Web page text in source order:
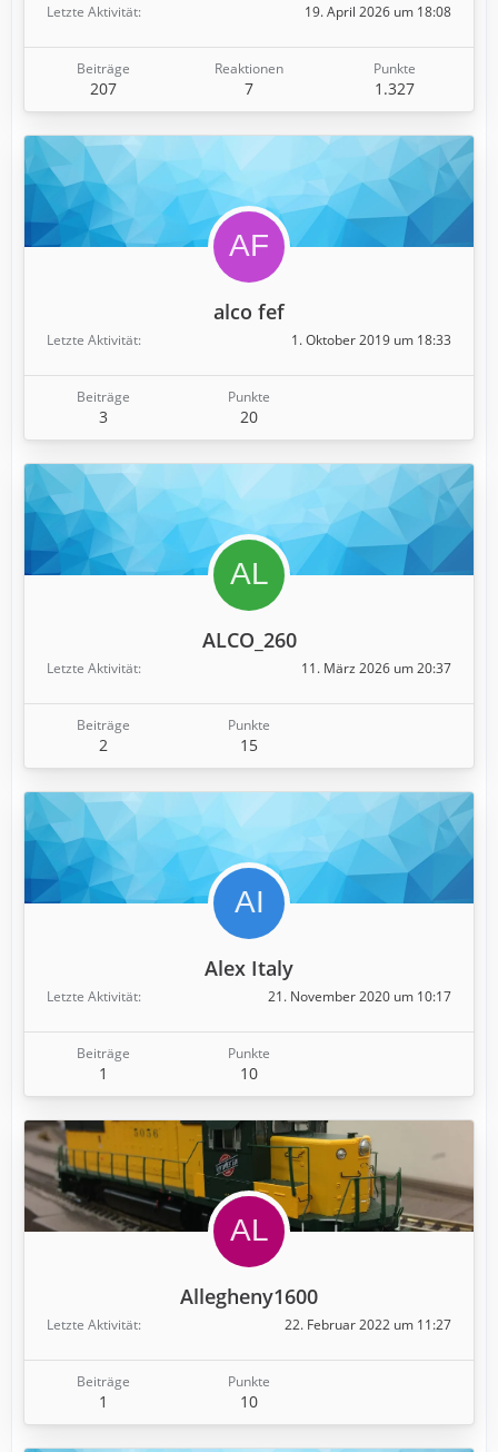
Letzte Aktivität 19. April 2026 um 18:08
Beiträge
207
Reaktionen
7
Punkte
1.327
alco fef
Letzte Aktivität 1. Oktober 2019 um 18:33
Beiträge
3
Punkte
20
ALCO_260
Letzte Aktivität 11. März 2026 um 20:37
Beiträge
2
Punkte
15
Alex Italy
Letzte Aktivität 21. November 2020 um 10:17
Beiträge
1
Punkte
10
Allegheny1600
Letzte Aktivität 22. Februar 2022 um 11:27
Beiträge
1
Punkte
10